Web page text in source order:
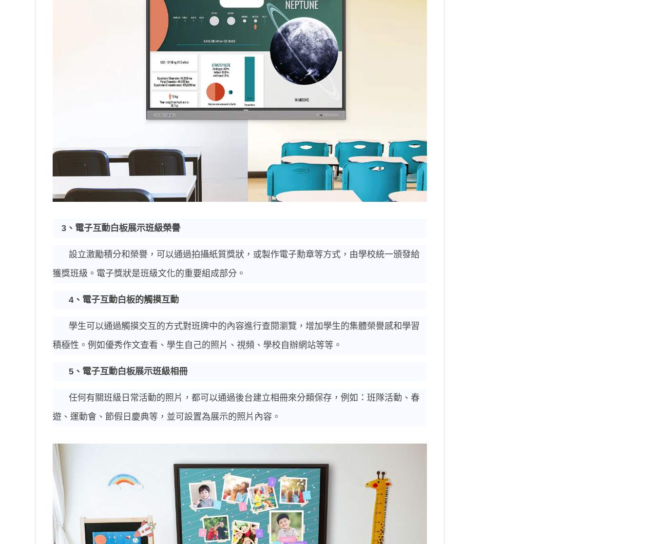
3、電子互動白板展示班級榮譽
設立激勵積分和榮譽，可以通過拍攝紙質獎狀，或製作電子勳章等方式，由學校統一頒發給
獲獎班級。電子獎狀是班級文化的重要組成部分。
4、電子互動白板的觸摸互動
學生可以通過觸摸交互的方式對班牌中的內容進行查閱瀏覽，增加學生的集體榮譽感和學習
積極性。例如優秀作文查看、學生自己的照片、視頻、學校自辦網站等等。
5、電子互動白板展示班級相冊
任何有關班級日常活動的照片，都可以通過後台建立相冊來分類保存，例如：班隊活動、春
遊、運動會、節假日慶典等，並可設置為展示的照片內容。